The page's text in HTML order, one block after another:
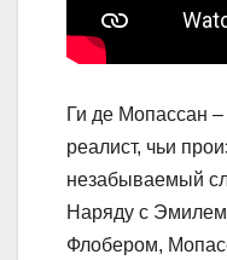
Ги де Мопассан
реалист, чьи
незабываемый
Наряду с
Флобером,